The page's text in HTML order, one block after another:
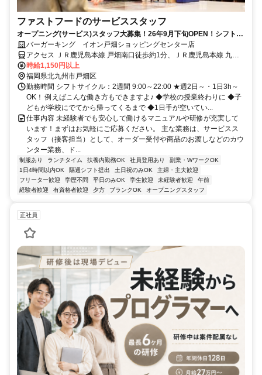
ファストフードのサービススタッフ
オープニング(サービス)スタッフ大募集！26年9月下旬OPEN！シフト提
出は２週間ごと！
バーガーキング イオン戸畑ショッピングセンター店
アクセス ＪＲ鹿児島本線 戸畑南口徒歩約1分、ＪＲ鹿児島本線 九州
工大前徒歩約28分、ＪＲ鹿児島本線 枝光徒歩約32分 JR戸畑駅 徒歩1
分
時給1,150円以上
福岡県北九州市戸畑区
勤務時間 シフトサイクル：2週間 9:00～22:00 ★週2日～・1日3h～
OK！ 例えばこんな働き方もできますよ♪ ◆学校の授業終わりに ◆子
どもが学校にでてから帰ってくるまで ◆1日手が空いてい...
仕事内容 未経験者でも安心して働けるマニュアルや研修が充実して
います！まずはお気軽にご応募ください。 主な業務は、サービスス
タッフ（接客担当）として、オーダー受付や商品のお渡しなどのカウ
ンター業務、ド...
制服あり ランチタイム 扶養内勤務OK 社員登用あり
副業・WワークOK
1日4時間以内OK
隔週シフト提出 土日祝のみOK
主婦・主夫歓迎
フリーター歓迎
学歴不問 平日のみOK 学生歓迎 未経験者歓迎
午前
経験者歓迎
有資格者歓迎 夕方 ブランクOK オープニングスタッフ
正社員